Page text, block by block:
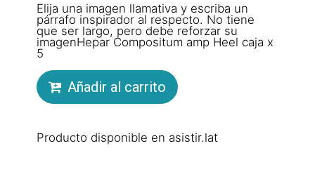
Elija una imagen llamativa y escriba un
párrafo inspirador al respecto. No tiene
que ser largo, pero debe reforzar su
imagenHepar Compositum amp Heel caja x
5
Añadir al carrito
Producto disponible en asistir.lat